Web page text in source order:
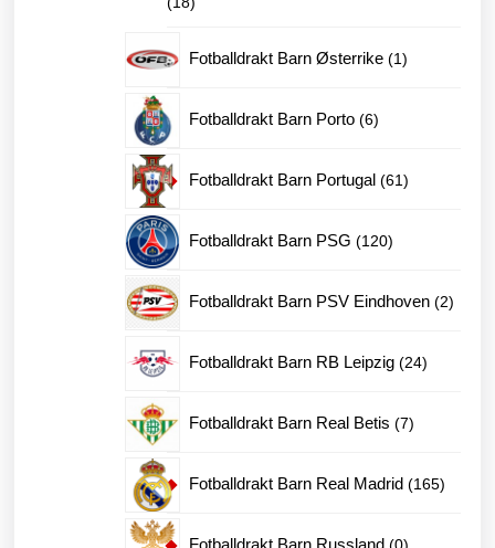
produkter
Fotballdrakt Barn Østerrike 11
Fotballdrakt Barn Porto 66
Fotballdrakt Barn Portugal 6161
Fotballdrakt Barn PSG 120120
Fotballdrakt Barn PSV Eindhoven 22
Fotballdrakt Barn RB Leipzig 2424
Fotballdrakt Barn Real Betis 77
Fotballdrakt Barn Real Madrid 165165
Fotballdrakt Barn Russland 0